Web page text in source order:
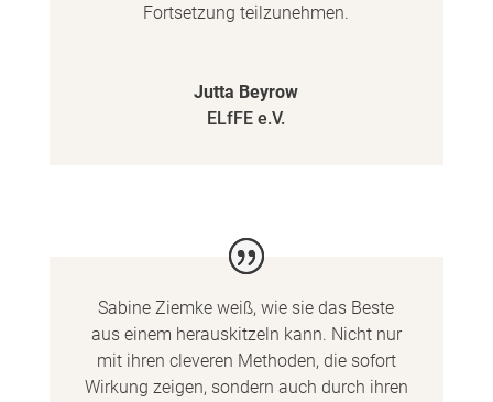
Fortsetzung teilzunehmen.
Jutta Beyrow
ELfFE e.V.
Sabine Ziemke weiß, wie sie das Beste
aus einem herauskitzeln kann. Nicht nur
mit ihren cleveren Methoden, die sofort
Wirkung zeigen, sondern auch durch ihren